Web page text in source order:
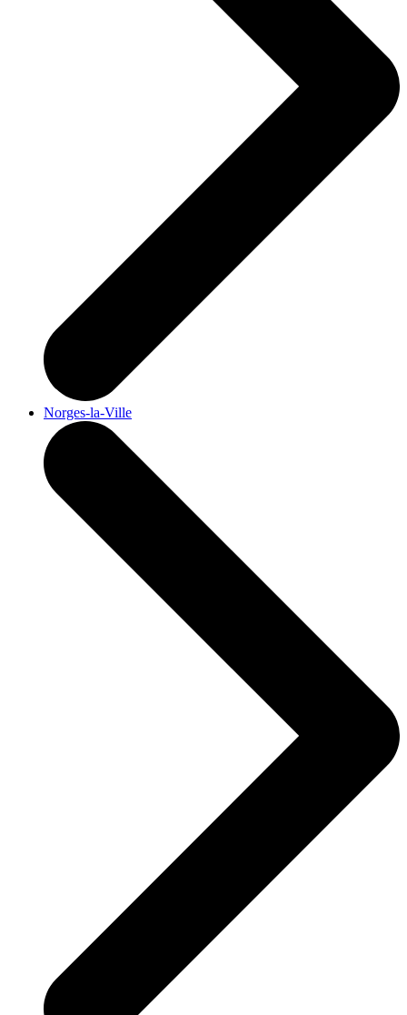
Norges-la-Ville